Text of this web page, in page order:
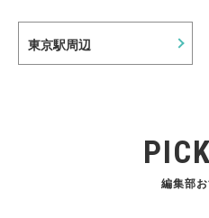
東京駅周辺
編集部